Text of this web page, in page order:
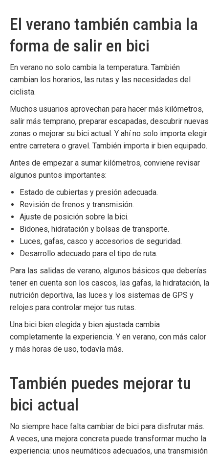
El verano también cambia la
forma de salir en bici
En verano no solo cambia la temperatura. También
cambian los horarios, las rutas y las necesidades del
ciclista.
Muchos usuarios aprovechan para hacer más kilómetros,
salir más temprano, preparar escapadas, descubrir nuevas
zonas o mejorar su bici actual. Y ahí no solo importa elegir
entre carretera o gravel. También importa ir bien equipado.
Antes de empezar a sumar kilómetros, conviene revisar
algunos puntos importantes:
Estado de cubiertas y presión adecuada.
Revisión de frenos y transmisión.
Ajuste de posición sobre la bici.
Bidones, hidratación y bolsas de transporte.
Luces, gafas, casco y accesorios de seguridad.
Desarrollo adecuado para el tipo de ruta.
Para las salidas de verano, algunos básicos que deberías
tener en cuenta son los cascos, las gafas, la hidratación, la
nutrición deportiva, las luces y los sistemas de GPS y
relojes para controlar mejor tus rutas.
Una bici bien elegida y bien ajustada cambia
completamente la experiencia. Y en verano, con más calor
y más horas de uso, todavía más.
También puedes mejorar tu
bici actual
No siempre hace falta cambiar de bici para disfrutar más.
A veces, una mejora concreta puede transformar mucho la
experiencia: unos neumáticos adecuados, una transmisión